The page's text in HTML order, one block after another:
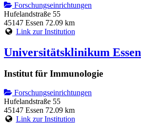
Forschungseinrichtungen
Hufelandstraße 55
45147 Essen 72.09 km
Link zur Institution
Universitätsklinikum Essen
Institut für Immunologie
Forschungseinrichtungen
Hufelandstraße 55
45147 Essen 72.09 km
Link zur Institution